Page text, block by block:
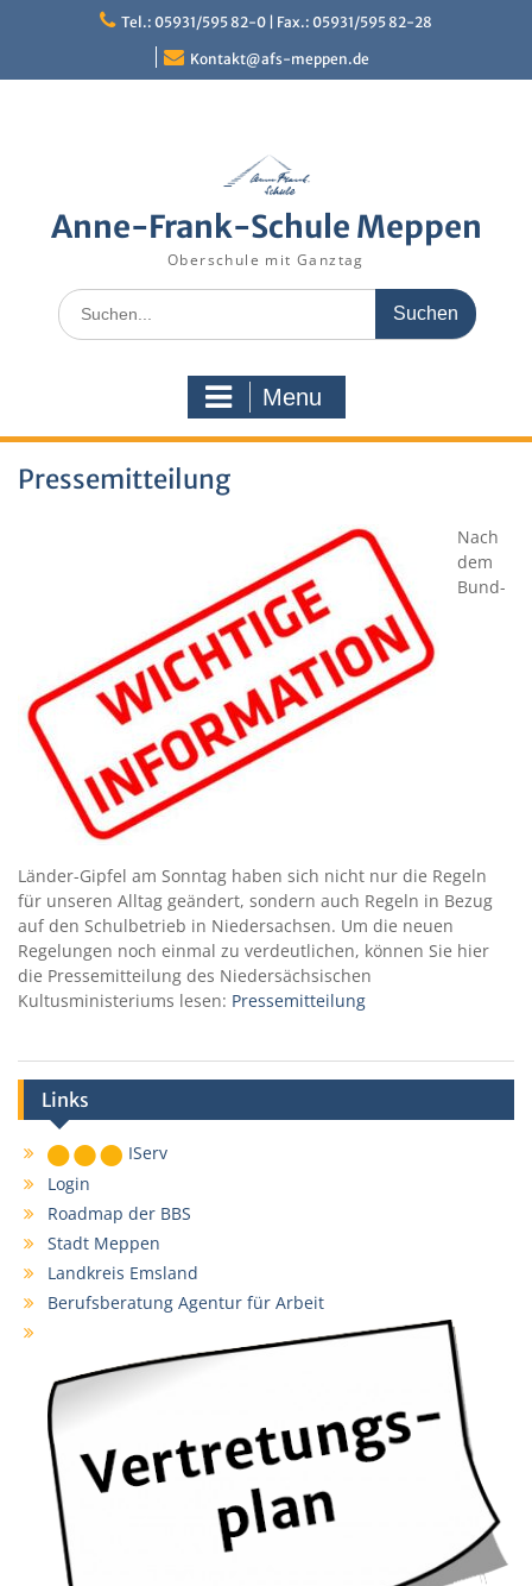
Tel.: 05931/595 82-0 | Fax.: 05931/595 82-28
Kontakt@afs-meppen.de
Anne-Frank-Schule Meppen
Oberschule mit Ganztag
Search
for:
Menu
Pressemitteilung
Nach
dem
Bund-
Länder-Gipfel am Sonntag haben sich nicht nur die Regeln
für unseren Alltag geändert, sondern auch Regeln in Bezug
auf den Schulbetrieb in Niedersachsen. Um die neuen
Regelungen noch einmal zu verdeutlichen, können Sie hier
die Pressemitteilung des Niedersächsischen
Kultusministeriums lesen: Pressemitteilung
Links
IServ
Login
Roadmap der BBS
Stadt Meppen
Landkreis Emsland
Berufsberatung Agentur für Arbeit